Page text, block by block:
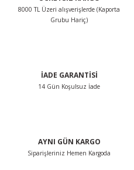
8000 TL Üzeri alışverişlerde (Kaporta
Grubu Hariç)
İADE GARANTİSİ
14 Gün Koşulsuz İade
AYNI GÜN KARGO
Siparişleriniz Hemen Kargoda